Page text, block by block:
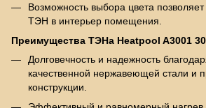
Возможность выбора цвета
ТЭН в интерьер помещения.
Преимущества ТЭНа Heatpool A3001
Долговечность и надежность
качественной нержавеющей стали и
конструкции.